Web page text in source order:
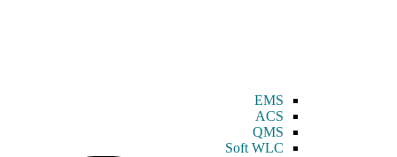
EMS
ACS
QMS
Soft WLC